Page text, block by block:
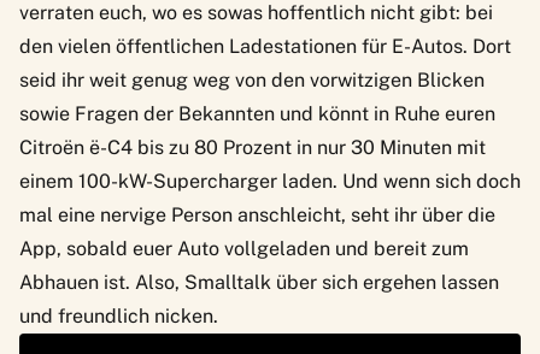
verraten euch, wo es sowas hoffentlich nicht gibt: bei
den vielen öffentlichen Ladestationen für E-Autos. Dort
seid ihr weit genug weg von den vorwitzigen Blicken
sowie Fragen der Bekannten und könnt in Ruhe euren
Citroën ë-C4 bis zu 80 Prozent in nur 30 Minuten mit
einem 100-kW-Supercharger laden. Und wenn sich doch
mal eine nervige Person anschleicht, seht ihr über die
App, sobald euer Auto vollgeladen und bereit zum
Abhauen ist. Also, Smalltalk über sich ergehen lassen
und freundlich nicken.